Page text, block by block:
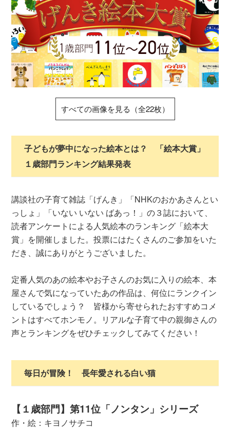
すべての画像を見る（全22枚）
子どもが夢中になった絵本とは？ 「絵本大賞」
１歳部門ランキング結果発表
講談社の子育て雑誌「げんき」「NHKのおかあさんとい
っしょ」「いない いない ばあっ！」の３誌において、
読者アンケートによる人気絵本のランキング「絵本大
賞」を開催しました。投票にはたくさんのご参加をいた
だき、誠にありがとうございました。
定番人気のあの絵本やお子さんのお気に入りの絵本、本
屋さんで気になっていたあの作品は、何位にランクイン
しているでしょう？ 皆様から寄せられたおすすめコメ
ントはすべてホンモノ。リアルな子育て中の親御さんの
声とランキングをぜひチェックしてみてください！
毎日が冒険！ 長年愛される白い猫
【１歳部門】第11位「ノンタン」シリーズ
作・絵：キヨノサチコ